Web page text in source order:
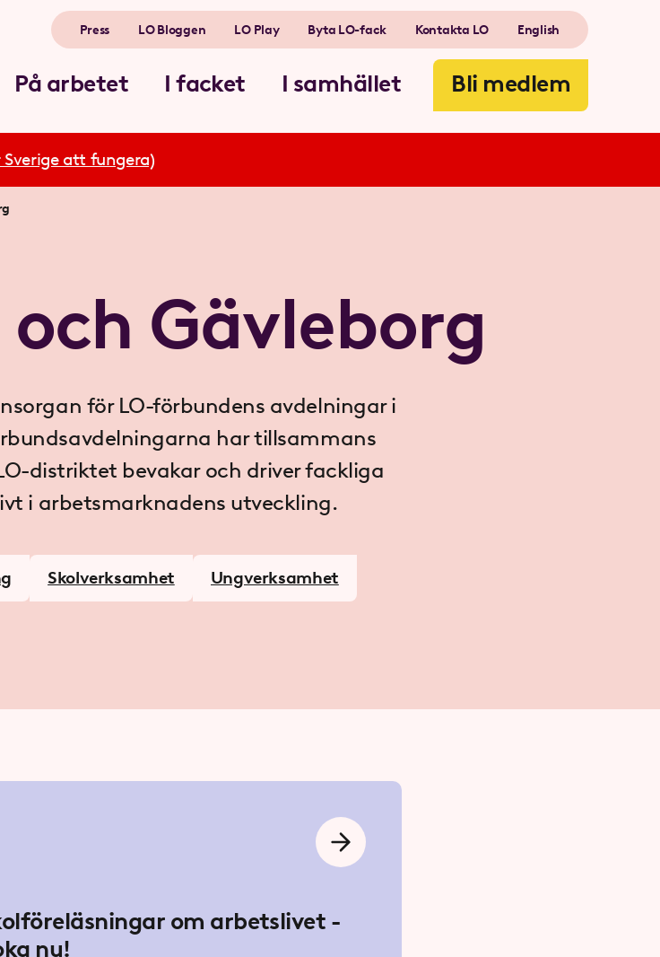
På arbetet I facket I samhället Bli medlem
Press LO Bloggen LO Play Byta LO-fack Kontakta LO English
Sverige att fungera)
Gävleborg
för LO-förbundens avdelningar i
har tillsammans
distriktet bevakar och driver fackliga
i arbetsmarknadens utveckling.
Skolverksamhet Ungverksamhet
om arbetslivet -
nu!